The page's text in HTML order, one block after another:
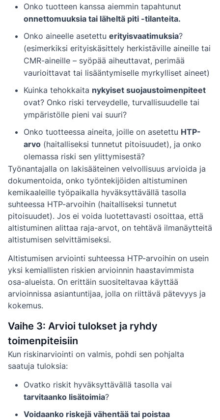
Onko tuotteen kanssa aiemmin tapahtunut
onnettomuuksia tai läheltä piti -tilanteita.
Onko aineelle asetettu erityisvaatimuksia?
(esimerkiksi erityiskäsittely herkistäville aineille tai
CMR-aineille – syöpää aiheuttavat, perimää
vaurioittavat tai lisääntymiselle myrkylliset aineet)
Kuinka tehokkaita nykyiset suojaustoimenpiteet
ovat? Onko riski terveydelle, turvallisuudelle tai
ympäristölle pieni vai suuri?
Onko tuotteessa aineita, joille on asetettu HTP-
arvo (haitalliseksi tunnetut pitoisuudet), ja onko
olemassa riski sen ylittymisestä?
Työnantajalla on lakisääteinen velvollisuus arvioida ja
dokumentoida, onko työntekijöiden altistuminen
kemikaaleille työpaikalla hyväksyttävällä tasolla
suhteessa HTP-arvoihin (haitalliseksi tunnetut
pitoisuudet). Jos ei voida luotettavasti osoittaa, että
altistuminen alittaa raja-arvot, on tehtävä ilmanäytteitä
altistumisen selvittämiseksi.
Altistumisen arviointi suhteessa HTP-arvoihin on usein
yksi kemiallisten riskien arvioinnin haastavimmista
osa-alueista. On erittäin suositeltavaa käyttää
arvioinnissa asiantuntijaa, jolla on riittävä pätevyys ja
kokemus.
Vaihe 3: Arvioi tulokset ja ryhdy
toimenpiteisiin
Kun riskinarviointi on valmis, pohdi sen pohjalta
saatuja tuloksia:
Ovatko riskit hyväksyttävällä tasolla vai
tarvitaanko lisätoimia?
Voidaanko riskejä vähentää tai poistaa